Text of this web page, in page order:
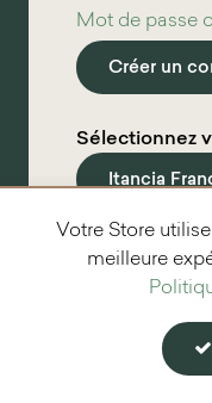
Mot de passe
Créer un
Sélectionnez
Itancia
*Champs
Votre Store
meilleure